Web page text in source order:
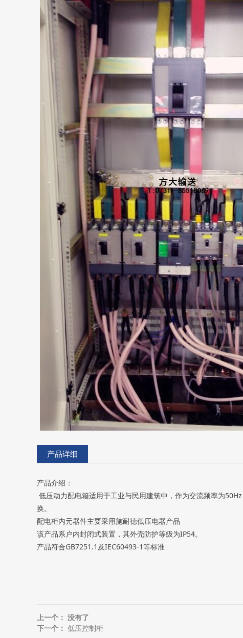
产品详细
产品介绍：
低压动力配电箱适用于工业与民用建筑中，作为交流频率为
换。
配电柜内元器件主要采用施耐德低压电器产品
该产品系户内封闭式装置，其外壳防护等级为IP54。
产品符合GB7251.1及IEC60493-1等标准
上一个： 没有了
下一个： 低压控制柜